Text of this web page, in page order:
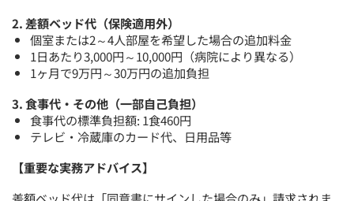
2. 差額ベッド代（保険適用外）
個室または2～4人部屋を希望した場合の追加料金
1日あたり3,000円～10,000円（病院により異なる）
1ヶ月で9万円～30万円の追加負担
3. 食事代・その他（一部自己負担）
食事代の標準負担額: 1食460円
テレビ・冷蔵庫のカード代、日用品等
【重要な実務アドバイス】
差額ベッド代は「同意書にサインした場合のみ」請求されま